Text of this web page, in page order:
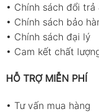
• Chính sách đổi trả
• Chính sách bảo
• Chính sách đại lý
• Cam kết chất
HỖ TRỢ MIỄN PHÍ
• Tư vấn mua hàng